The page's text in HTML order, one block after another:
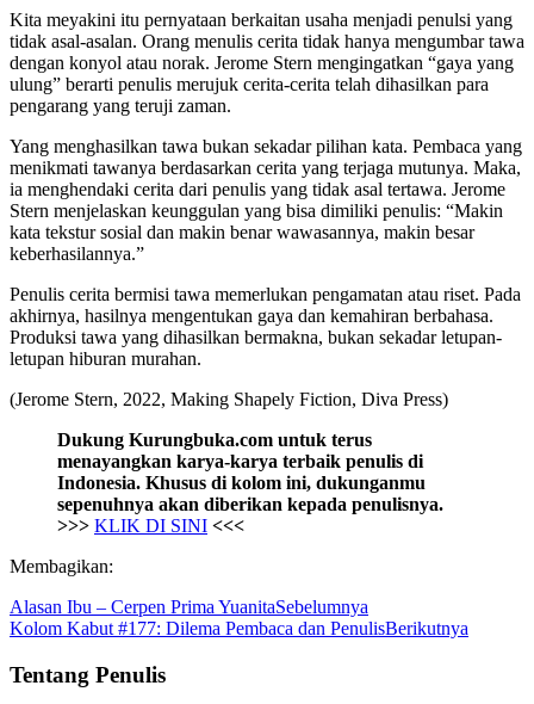
Kita meyakini itu pernyataan berkaitan usaha menjadi penulsi yang
tidak asal-asalan. Orang menulis cerita tidak hanya mengumbar tawa
dengan konyol atau norak. Jerome Stern mengingatkan “gaya yang
ulung” berarti penulis merujuk cerita-cerita telah dihasilkan para
pengarang yang teruji zaman.
Yang menghasilkan tawa bukan sekadar pilihan kata. Pembaca yang
menikmati tawanya berdasarkan cerita yang terjaga mutunya. Maka,
ia menghendaki cerita dari penulis yang tidak asal tertawa. Jerome
Stern menjelaskan keunggulan yang bisa dimiliki penulis: “Makin
kata tekstur sosial dan makin benar wawasannya, makin besar
keberhasilannya.”
Penulis cerita bermisi tawa memerlukan pengamatan atau riset. Pada
akhirnya, hasilnya mengentukan gaya dan kemahiran berbahasa.
Produksi tawa yang dihasilkan bermakna, bukan sekadar letupan-
letupan hiburan murahan.
(Jerome Stern, 2022, Making Shapely Fiction, Diva Press)
Dukung Kurungbuka.com untuk terus
menayangkan karya-karya terbaik penulis di
Indonesia. Khusus di kolom ini, dukunganmu
sepenuhnya akan diberikan kepada penulisnya.
>>> KLIK DI SINI <<<
Membagikan:
Alasan Ibu – Cerpen Prima YuanitaSebelumnya
Kolom Kabut #177: Dilema Pembaca dan PenulisBerikutnya
Tentang Penulis